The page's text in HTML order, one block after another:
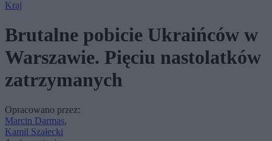
Kraj
Brutalne pobicie Ukraińców w
Warszawie. Pięciu nastolatków
zatrzymanych
Opracowano przez:
Marcin Darmas,
Kamil Szałecki